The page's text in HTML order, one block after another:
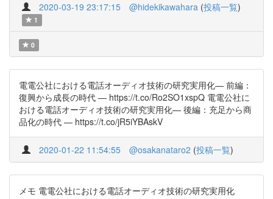
2020-03-19 23:17:15 @hidekikawahara (投稿一覧)
1
0
電電公社における電話オーディオ技術の研究実用化— 前編：
復興から成長の時代 — https://t.co/Ro2SO1xspQ 電電公社に
おける電話オーディオ技術の研究実用化— 後編：充足から商
品化の時代 — https://t.co/jR5iYBAskV
2020-01-22 11:54:55 @osakanataro2 (投稿一覧)
メモ 電電公社における電話オーディオ技術の研究実用化